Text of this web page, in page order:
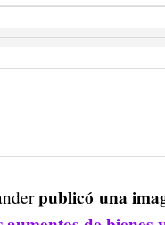
publicó una